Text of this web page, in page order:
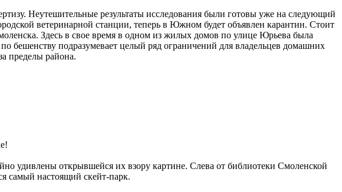
Неутешительные результаты исследования были готовы уже на следующий
ветеринарной станции, теперь в Южном будет объявлен карантин. Стоит
Здесь в свое время в одном из жилых домов по улице Юрьева была
подразумевает целый ряд ограничений для владельцев домашних
пределы района.
удивлены открывшейся их взору картине. Слева от библиотеки Смоленской
самый настоящий скейт-парк.